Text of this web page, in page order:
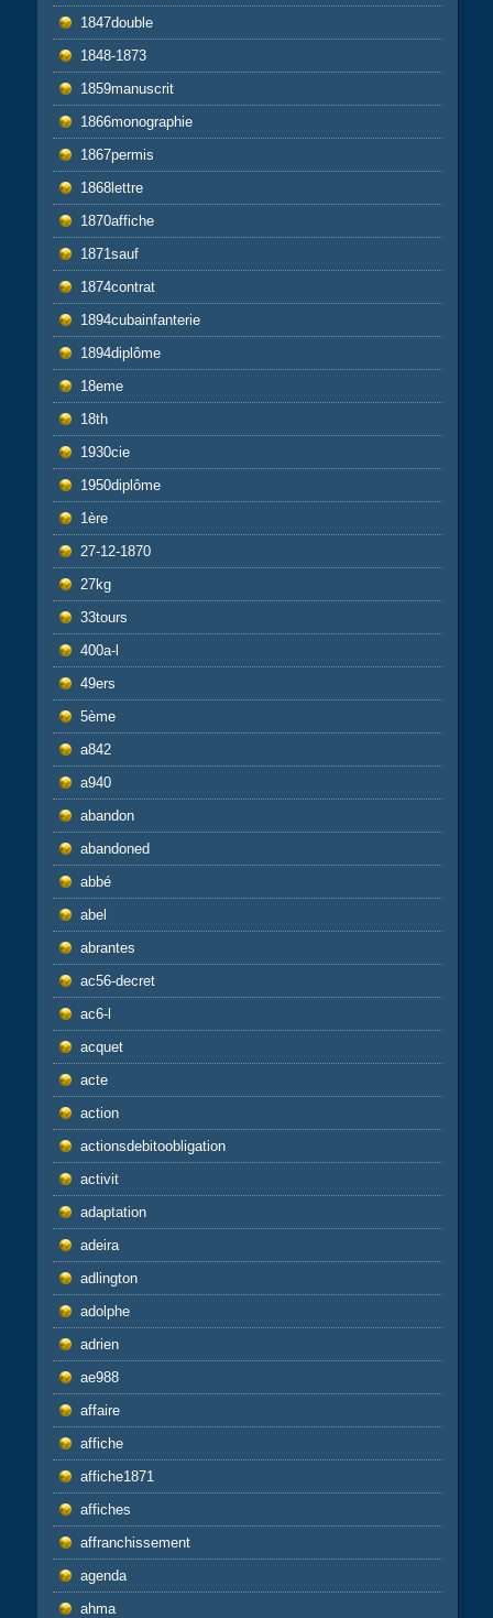
1847double
1848-1873
1859manuscrit
1866monographie
1867permis
1868lettre
1870affiche
1871sauf
1874contrat
1894cubainfanterie
1894diplôme
18eme
18th
1930cie
1950diplôme
1ère
27-12-1870
27kg
33tours
400a-l
49ers
5ème
a842
a940
abandon
abandoned
abbé
abel
abrantes
ac56-decret
ac6-l
acquet
acte
action
actionsdebitoobligation
activit
adaptation
adeira
adlington
adolphe
adrien
ae988
affaire
affiche
affiche1871
affiches
affranchissement
agenda
ahma